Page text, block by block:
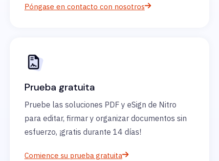
Póngase en contacto con nosotros
Prueba gratuita
Pruebe las soluciones PDF y eSign de Nitro
para editar, firmar y organizar documentos sin
esfuerzo, ¡gratis durante 14 días!
Comience su prueba gratuita